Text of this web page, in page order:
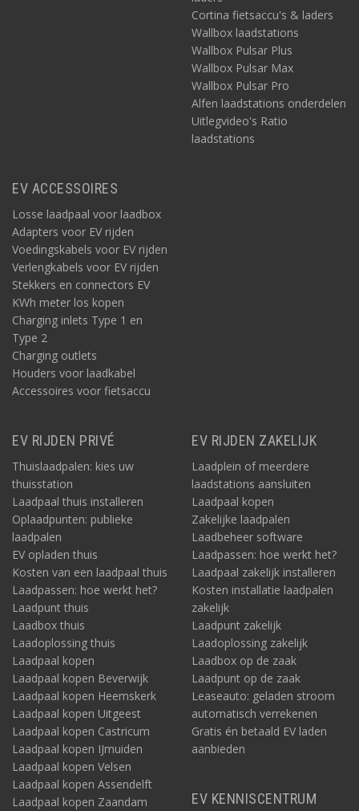
Cortina fietsaccu's & laders
Wallbox laadstations
Wallbox Pulsar Plus
Wallbox Pulsar Max
Wallbox Pulsar Pro
Alfen laadstations onderdelen
Uitlegvideo's Ratio
laadstations
EV ACCESSOIRES
Losse laadpaal voor laadbox
Adapters voor EV rijden
Voedingskabels voor EV rijden
Verlengkabels voor EV rijden
Stekkers en connectors EV
KWh meter los kopen
Charging inlets Type 1 en
Type 2
Charging outlets
Houders voor laadkabel
Accessoires voor fietsaccu
EV RIJDEN PRIVÉ
Thuislaadpalen: kies uw
thuisstation
Laadpaal thuis installeren
Oplaadpunten: publieke
laadpalen
EV opladen thuis
Kosten van een laadpaal thuis
Laadpassen: hoe werkt het?
Laadpunt thuis
Laadbox thuis
Laadoplossing thuis
Laadpaal kopen
Laadpaal kopen Beverwijk
Laadpaal kopen Heemskerk
Laadpaal kopen Uitgeest
Laadpaal kopen Castricum
Laadpaal kopen IJmuiden
Laadpaal kopen Velsen
Laadpaal kopen Assendelft
Laadpaal kopen Zaandam
EV RIJDEN ZAKELIJK
Laadplein of meerdere
laadstations aansluiten
Laadpaal kopen
Zakelijke laadpalen
Laadbeheer software
Laadpassen: hoe werkt het?
Laadpaal zakelijk installeren
Kosten installatie laadpalen
zakelijk
Laadpunt zakelijk
Laadoplossing zakelijk
Laadbox op de zaak
Laadpunt op de zaak
Leaseauto: geladen stroom
automatisch verrekenen
Gratis én betaald EV laden
aanbieden
EV KENNISCENTRUM